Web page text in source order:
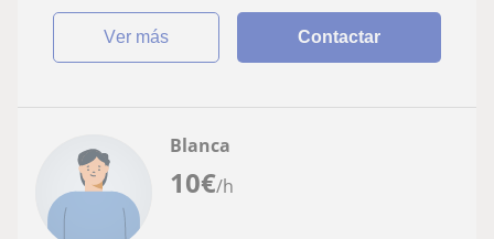
ver más Contactar
10€/h
Blanca